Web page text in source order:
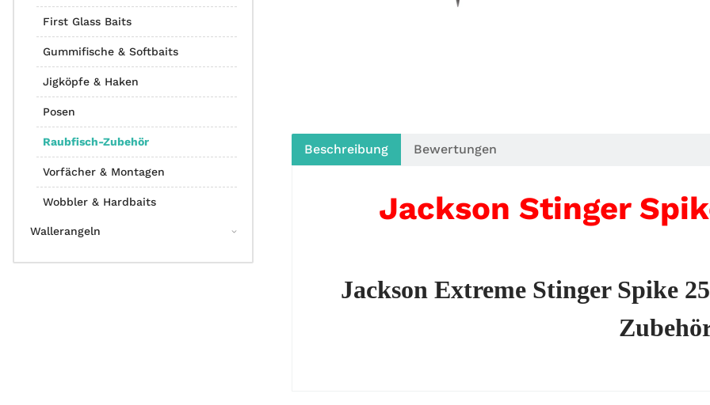
Beschreibung Bewertungen
Jackson Stinger
Jackson Extreme Stinger Spike
First Glass Baits
Gummifische & Softbaits
Jigköpfe & Haken
Posen
Raubfisch-Zubehör
Vorfächer & Montagen
Wobbler & Hardbaits
Wallerangeln